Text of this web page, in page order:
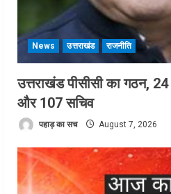
News उत्तराखंड राजनीति
उत्तराखंड पीसीसी का गठन, 24
और 107 सचिव
पहाड़ का सच August 7, 2026